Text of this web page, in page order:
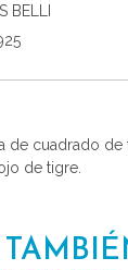
BELLI
de cuadrado
de tigre.